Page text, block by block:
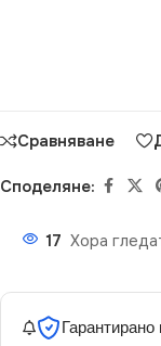
Сравняване
Споделяне:
17 Хора
Гарантирано